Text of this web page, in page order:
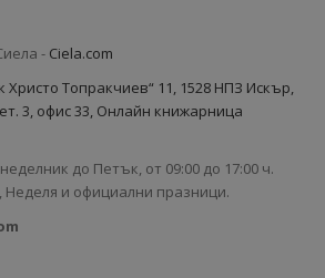
- Ciela.com
Христо Топракчиев“ 11, 1528 НПЗ Искър,
3, офис 33, Онлайн книжарница
до Петък, от 09:00 до 17:00 ч.
и официални празници.